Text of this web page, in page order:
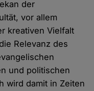
der
vor allem
kreativen Vielfalt
Relevanz des
und politischen
wird damit in Zeiten